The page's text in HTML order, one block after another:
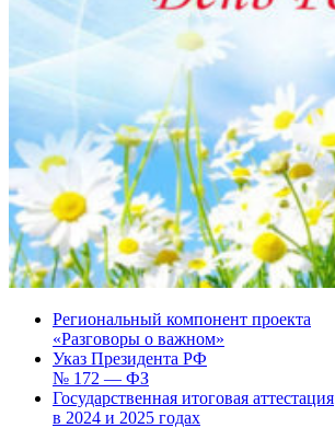
Региональный компонент проекта
«Разговоры о важном»
Указ Президента РФ
№ 172 — ФЗ
Государственная итоговая аттестация
в 2024 и 2025 годах